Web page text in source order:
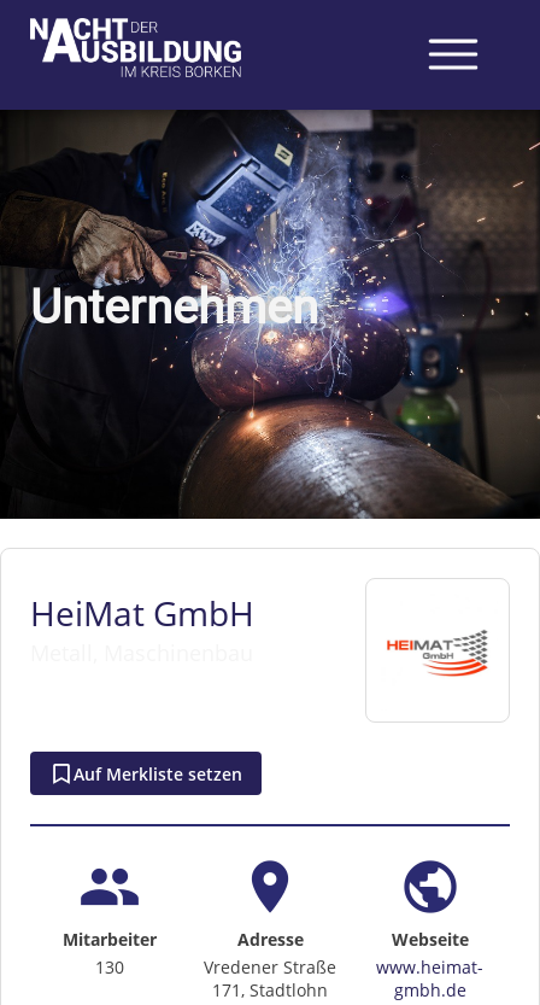
Unternehmen
HeiMat GmbH
Auf Merkliste setzen
people
Mitarbeiter
130
location_on
Adresse
Vredener Straße
171, Stadtlohn
public
Webseite
www.heimat-
gmbh.de